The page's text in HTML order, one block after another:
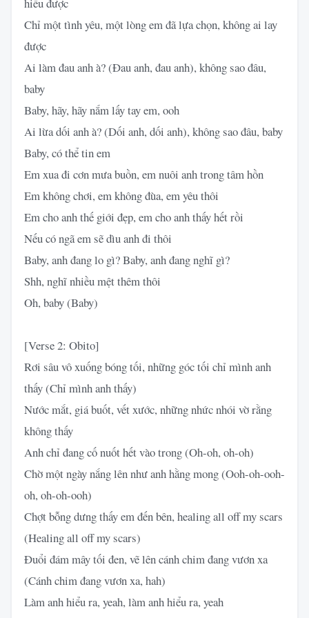
Chỉ một tình yêu, một lòng em đã lựa chọn, không ai lay
được
Ai làm đau anh à? (Đau anh, đau anh), không sao đâu,
baby
Baby, hãy, hãy nắm lấy tay em, ooh
Ai lừa dối anh à? (Dối anh, dối anh), không sao đâu, baby
Baby, có thể tin em
Em xua đi cơn mưa buồn, em nuôi anh trong tâm hồn
Em không chơi, em không đùa, em yêu thôi
Em cho anh thế giới đẹp, em cho anh thấy hết rồi
Nếu có ngã em sẽ dìu anh đi thôi
Baby, anh đang lo gì? Baby, anh đang nghĩ gì?
Shh, nghĩ nhiều mệt thêm thôi
Oh, baby (Baby)
[Verse 2: Obito]
Rơi sâu vô xuống bóng tối, những góc tối chỉ mình anh
thấy (Chỉ mình anh thấy)
Nước mắt, giá buốt, vết xước, những nhức nhói vờ rằng
không thấy
Anh chỉ đang cố nuốt hết vào trong (Oh-oh, oh-oh)
Chờ một ngày nắng lên như anh hằng mong (Ooh-oh-ooh-
oh, oh-oh-ooh)
Chợt bỗng dưng thấy em đến bên, healing all off my scars
(Healing all off my scars)
Đuổi đám mây tối đen, vẽ lên cánh chim đang vươn xa
(Cánh chim đang vươn xa, hah)
Làm anh hiểu ra, yeah, làm anh hiểu ra, yeah